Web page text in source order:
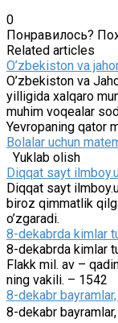
0
Понравилось?
Related articles
O’zbekiston va
O’zbekiston va
yilligida xalqaro
muhim voqealar
Yevropaning qator
Bolalar uchun
Yuklab olish
Diqqat sayt
Diqqat sayt
biroz qimmatlik
o’zgaradi.
8-dekabrda kimlar
8-dekabrda kimlar
Flakk mil. av –
ning vakili. – 1542
8-dekabr
8-dekabr